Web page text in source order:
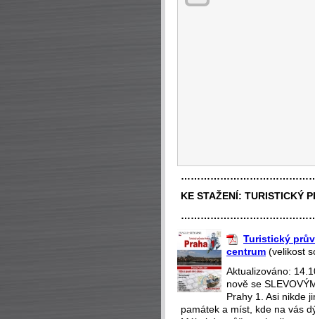
KE STAŽENÍ: TURISTICKÝ
Turistický
centrum (velikost
Aktualizováno:
nově se
Prahy 1. Asi nikde
památek a míst, kde na vás